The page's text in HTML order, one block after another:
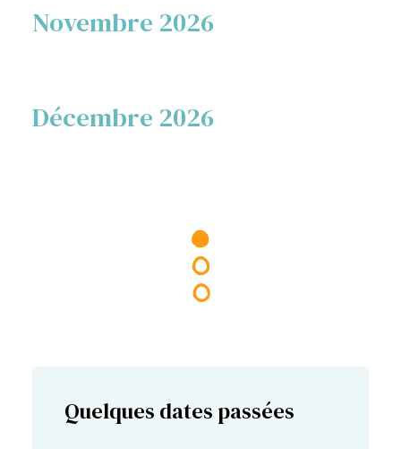
Novembre 2026
Décembre 2026
Quelques dates passées